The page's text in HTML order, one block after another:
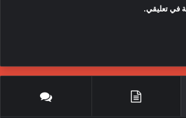
في تعليقي.